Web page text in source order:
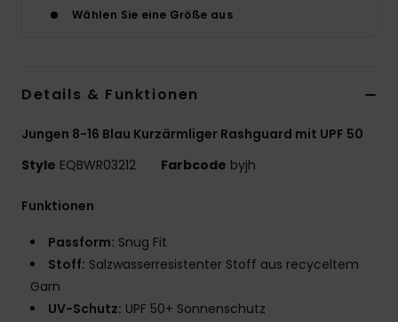
Wählen Sie eine Größe aus
Details & Funktionen
Jungen 8-16 Blau Kurzärmliger Rashguard mit UPF 50
Style EQBWR03212 Farbcode byjh
Funktionen
Passform: Snug Fit
Stoff: Salzwasserresistenter Stoff aus recyceltem
Garn
UV-Schutz: UPF 50+ Sonnenschutz